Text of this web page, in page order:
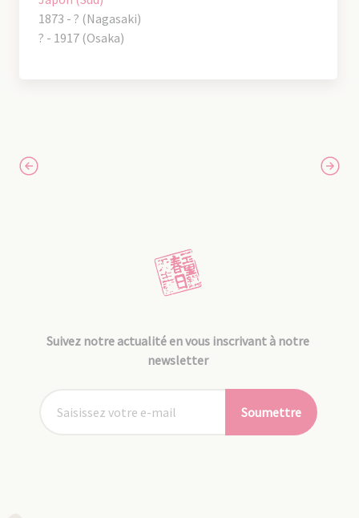
1873 - ? (Nagasaki)
? - 1917 (Osaka)
Suivez notre actualité en vous inscrivant à notre
newsletter
Soumettre